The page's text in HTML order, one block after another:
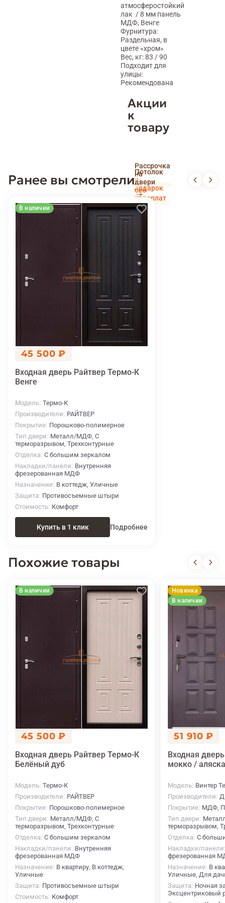
атмосферостойкий
лак / 8 мм панель
МДФ, Венге
Фурнитура:
Раздельная, в
цвете «хром»
Вес, кг: 83 / 90
Подходит для
улицы:
Рекомендована
Акции
к
товару
пенсионерам
и
новоселам
Рассрочка
на
двери
без
переплат
Потолок
в
подарок
Доставка
и
установка
беслпатно
Ранее вы смотрели
В наличии
45 500 ₽
Входная дверь Райтвер Термо-К
Венге
Модель Термо-К
Производители РАЙТВЕР
Покрытие Порошково-полимерное
Тип двери Металл/МДФ, С
терморазрывом, Трехконтурные
Отделка С большим зеркалом
Накладки/панели Внутренняя
фрезерованная МДФ
Назначение В коттедж, Уличные
Защита Противосъемные штыри
Стоимость Комфорт
Купить в 1 клик Подробнее
Похожие товары
В наличии
45 500 ₽
Входная дверь Райтвер Термо-К
Белёный дуб
Модель Термо-К
Производители РАЙТВЕР
Покрытие Порошково-полимерное
Тип двери Металл/МДФ, С
терморазрывом, Трехконтурные
Отделка С большим зеркалом
Накладки/панели Внутренняя
фрезерованная МДФ
Назначение В квартиру, В коттедж,
Уличные
Защита Противосъемные штыри
Стоимость Комфорт
Новинка
В наличии
51 910 ₽
Входная
мокко /
Модель Винтер
Производители
Покрытие МДФ,
Тип двери
терморазрывом,
Отделка С
Накладки/панели
фрезерованная
Назначение В
Уличные, Для
Защита Ночная
Эксцентриковый